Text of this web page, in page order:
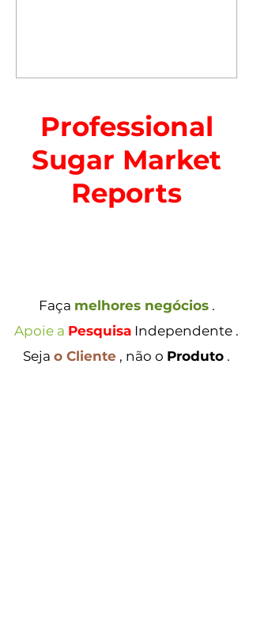
Professional
Sugar Market
Reports
Faça melhores negócios .
Apoie a Pesquisa Independente .
Seja o Cliente , não o Produto .